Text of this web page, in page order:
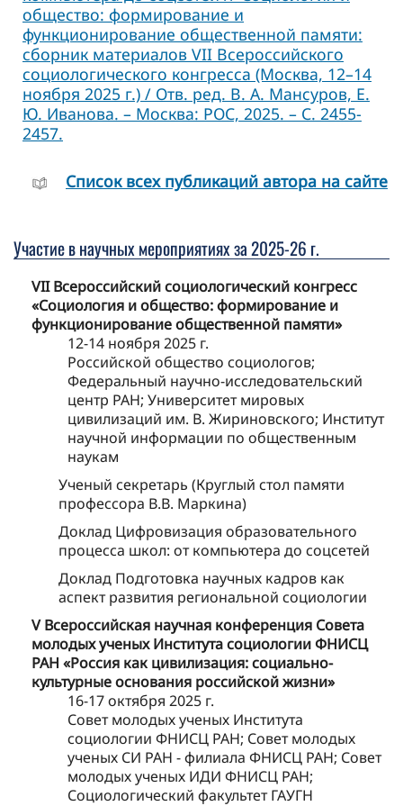
общество: формирование и
функционирование общественной памяти:
сборник материалов VII Всероссийского
социологического конгресса (Москва, 12–14
ноября 2025 г.) / Отв. ред. В. А. Мансуров, Е.
Ю. Иванова. – Москва: РОС, 2025. – С. 2455-
2457.
Cписок всех публикаций автора на сайте
Участие в научных мероприятиях за 2025-26 г.
VII Всероссийский социологический конгресс
«Социология и общество: формирование и
функционирование общественной памяти»
12-14 ноября 2025 г.
Российской общество социологов;
Федеральный научно-исследовательский
центр РАН; Университет мировых
цивилизаций им. В. Жириновского; Институт
научной информации по общественным
наукам
Ученый секретарь (Круглый стол памяти
профессора В.В. Маркина)
Доклад Цифровизация образовательного
процесса школ: от компьютера до соцсетей
Доклад Подготовка научных кадров как
аспект развития региональной социологии
V Всероссийская научная конференция Совета
молодых ученых Института социологии ФНИСЦ
РАН «Россия как цивилизация: социально-
культурные основания российской жизни»
16-17 октября 2025 г.
Совет молодых ученых Института
социологии ФНИСЦ РАН; Совет молодых
ученых СИ РАН - филиала ФНИСЦ РАН; Совет
молодых ученых ИДИ ФНИСЦ РАН;
Социологический факультет ГАУГН